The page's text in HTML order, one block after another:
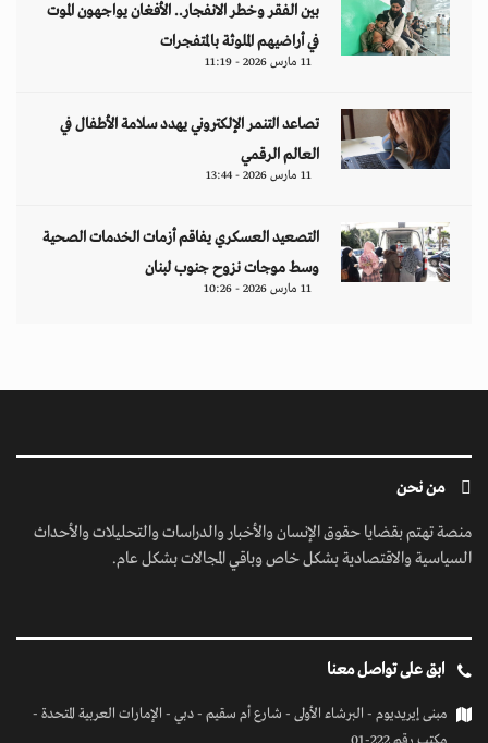
بين الفقر وخطر الانفجار.. الأفغان يواجهون الموت
في أراضيهم الملوثة بالمتفجرات
11 مارس 2026 - 11:19
تصاعد التنمر الإلكتروني يهدد سلامة الأطفال في
العالم الرقمي
11 مارس 2026 - 13:44
التصعيد العسكري يفاقم أزمات الخدمات الصحية
وسط موجات نزوح جنوب لبنان
11 مارس 2026 - 10:26
من نحن
منصة تهتم بقضايا حقوق الإنسان والأخبار والدراسات والتحليلات والأحداث
السياسية والاقتصادية بشكل خاص وباقي المجالات بشكل عام.
ابق على تواصل معنا
مبنى إيريديوم - البرشاء الأولى - شارع أم سقيم - دبي - الإمارات العربية المتحدة -